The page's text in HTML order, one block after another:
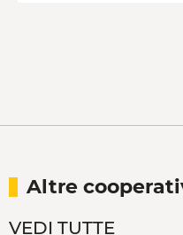
Altre
VEDI TUTTE